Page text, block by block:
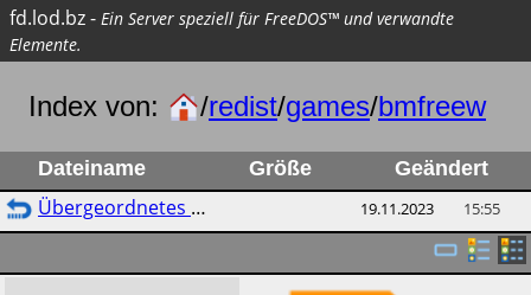
fd.lod.bz- Ein Server speziell für FreeDOS™ und verwandte
Elemente.
Index von: /redist/games/bmfreew
Dateiname Größe Geändert
Übergeordnetes Verzeichnis 19.11.2023 15:55